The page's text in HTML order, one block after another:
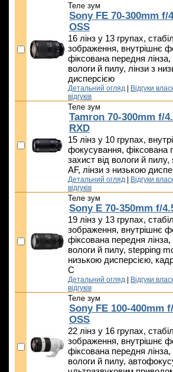
Теле зум
Sony FE 70-300mm f/
OSS
16 лінз у 13 групах,
зображення, внутрішнє
фіксована передня лінза,
вологи й пилу, лінзи з
дисперсією
Детальний огляд Відгуки
відгуків
Теле зум
Tamron 70-300mm f/
RXD
15 лінз у 10 групах,
фокусування, фіксована
захист від вологи й
AF, лінзи з низькою
Детальний огляд Відгуки
відгуків
Теле зум
Sony E 70-350mm f/
19 лінз у 13 групах,
зображення, внутрішнє
фіксована передня лінза,
вологи й пилу, stepping
низькою дисперсією,
C
Детальний огляд Відгуки
відгуків
Теле зум
Sony FE 100-400mm
OSS
22 лінз у 16 групах,
зображення, внутрішнє
фіксована передня лінза,
вологи й пилу,